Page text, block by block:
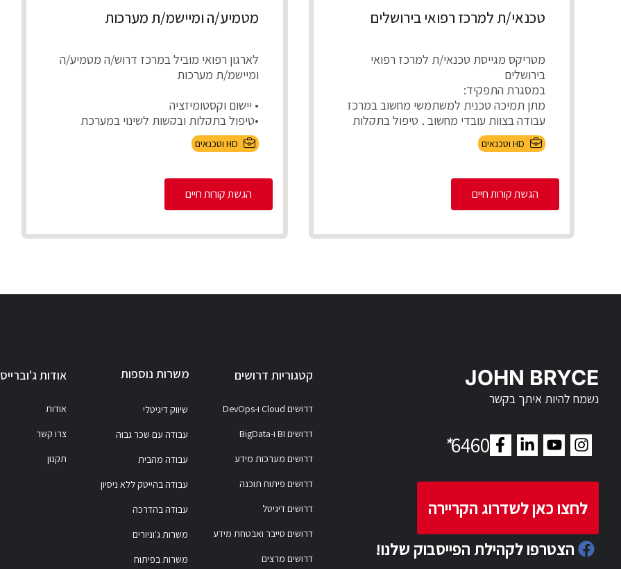
טכנאי/ת למרכז רפואי בירושלים
מטריקס מגייסת טכנאי/ת למרכז רפואי
בירושלים
במסגרת התפקיד:
מתן תמיכה טכנית למשתמשי מחשוב במרכז
עבודה בצוות עובדי מחשוב , טיפול בתקלות
חומר...
HD וטכנאים
הגשת קורות חיים
מטמיע/ה ומיישמ/ת מערכות
לארגון רפואי מוביל במרכז דרוש/ה מטמיע/ה
ומיישמ/ת מערכות
• יישום וקסטומיזציה
•טיפול בתקלות ובקשות לשינוי במערכת
בשוטף
•בדיקות קבלה לפיתוח...
HD וטכנאים
הגשת קורות חיים
JOHN BRYCE
נשמח להיות איתך בקשר
6460
*
לחצו כאן לשדרוג הקריירה
הצטרפו לקהילת הפייסבוק שלנו!
קטגוריות דרושים
דרושים Cloud ו-DevOps
דרושים BI ו-BigData
דרושים מערכות מידע
דרושים פיתוח תוכנה
דרושים דיגיטל
דרושים סייבר ואבטחת מידע
דרושים מרצים
משרות נוספות
שיווק דיגיטלי
עבודה עם שכר גבוה
עבודה מהבית
עבודה בהייטק ללא ניסיון
עבודה בהדרכה
משרות ג'וניורים
משרות בפיתוח
אודות ג'וברייס
אודות
צרו קשר
תקנון